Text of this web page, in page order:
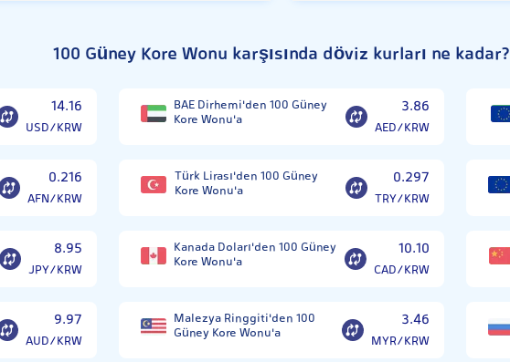
100 Güney Kore Wonu karşısında döviz kurları ne kadar?
14.16
USD/KRW
BAE Dirhemi'den 100 Güney
Kore Wonu'a
3.86
AED/KRW
0.216
AFN/KRW
Türk Lirası'den 100 Güney
Kore Wonu'a
0.297
TRY/KRW
8.95
JPY/KRW
Kanada Doları'den 100 Güney
Kore Wonu'a
10.10
CAD/KRW
9.97
AUD/KRW
Malezya Ringgiti'den 100
Güney Kore Wonu'a
3.46
MYR/KRW